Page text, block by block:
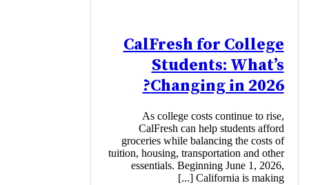
CalFresh for College
Students: What’s
Changing in 2026?
As college costs continue to rise,
CalFresh can help students afford
groceries while balancing the costs of
tuition, housing, transportation and other
essentials. Beginning June 1, 2026,
California is making [...]